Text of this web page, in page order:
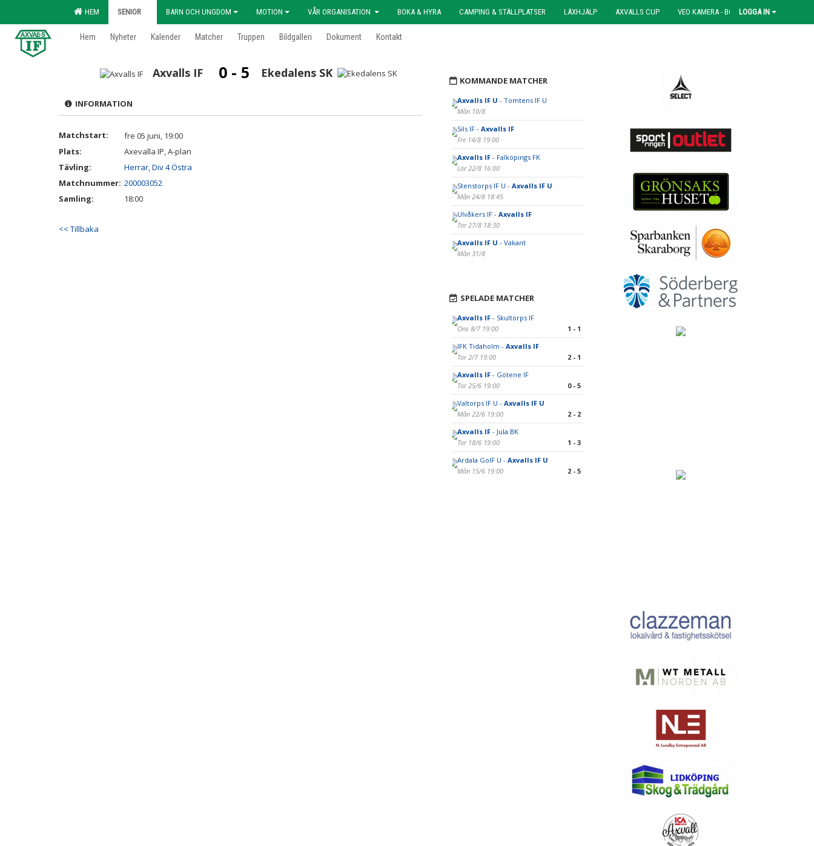
HEM SENIOR BARN OCH UNGDOM MOTION VÅR ORGANISATION BOKA & HYRA CAMPING & STÄLLPLATSER LÄXHJÄLP AXVALLS CUP VEO KAMERA - BOKNINGLOGGA IN
Hem Nyheter Kalender Matcher Truppen Bildgalleri Dokument Kontakt
Axvalls IF 0 - 5 Ekedalens SK
INFORMATION
Matchstart:
fre 05 juni, 19:00
Plats:
Axevalla IP, A-plan
Tävling:
Herrar, Div 4 Östra
Matchnummer: 200003052
Samling:
18:00
<< Tillbaka
KOMMANDE MATCHER
Axvalls IF U - Tomtens IF U
Mån 10/8
Sils IF - Axvalls IF
Fre 14/8 19:00
Axvalls IF- Falköpings FK
Lör 22/8 16:00
Stenstorps IF U - Axvalls IF U
Mån 24/8 18:45
Ulvåkers IF - Axvalls IF
Tor 27/8 18:30
Axvalls IF U - Vakant
Mån 31/8
SPELADE MATCHER
Axvalls IF- Skultorps IF
Ons 8/7 19:00
1 - 1
IFK Tidaholm - Axvalls IF
Tor 2/7 19:00
2 - 1
Axvalls IF- Götene IF
Tor 25/6 19:00
0 - 5
Valtorps IF U - Axvalls IF U
Mån 22/6 19:00
2 - 2
Axvalls IF- Jula BK
Tor 18/6 19:00
1 - 3
Ardala GoIF U - Axvalls IF U
Mån 15/6 19:00
2 - 5